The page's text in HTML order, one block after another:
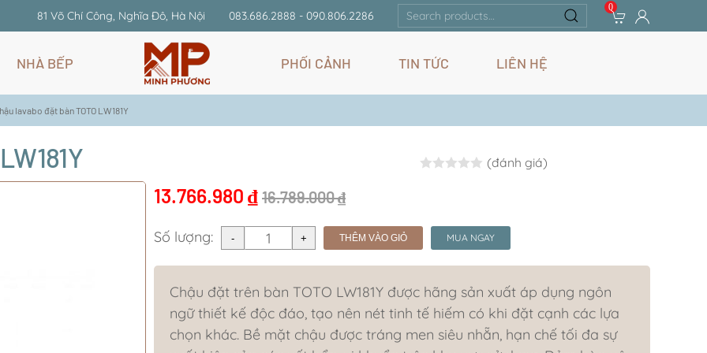
81 Võ Chí Công, Nghĩa Đô, Hà Nội 083.686.2888 - 090.806.2286
Search
for:
0
NHÀ BẾP PHỐI CẢNH TIN TỨC LIÊN HỆ
lavabo đặt bàn TOTO LW181Y
Rated0.0out of 5
(đánh giá)
13.766.980 ₫ 16.789.000₫
Số lượng: THÊM VÀO GIỎ MUA NGAY
Chậu đặt trên bàn TOTO LW181Y được hãng sản xuất áp dụng ngôn
ngữ thiết kế độc đáo, tạo nên nét tinh tế hiếm có khi đặt cạnh các lựa
chọn khác. Bề mặt chậu được tráng men siêu nhẵn, hạn chế tối đa sự